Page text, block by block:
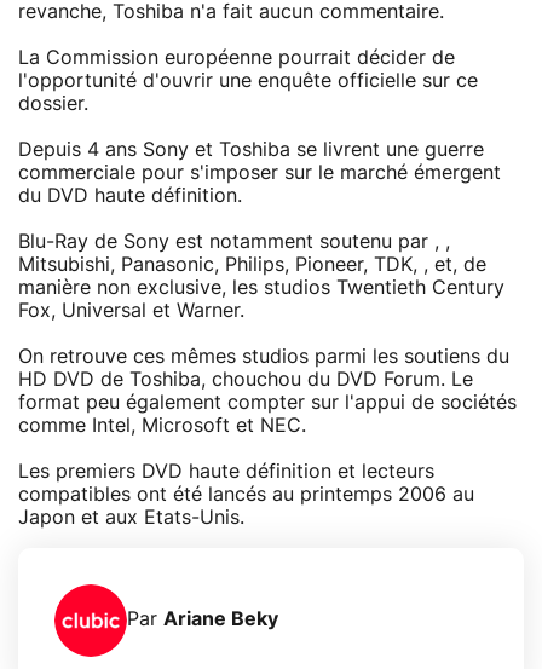
revanche, Toshiba n'a fait aucun commentaire.
La Commission européenne pourrait décider de
l'opportunité d'ouvrir une enquête officielle sur ce
dossier.
Depuis 4 ans Sony et Toshiba se livrent une guerre
commerciale pour s'imposer sur le marché émergent
du DVD haute définition.
Blu-Ray de Sony est notamment soutenu par , ,
Mitsubishi, Panasonic, Philips, Pioneer, TDK, , et, de
manière non exclusive, les studios Twentieth Century
Fox, Universal et Warner.
On retrouve ces mêmes studios parmi les soutiens du
HD DVD de Toshiba, chouchou du DVD Forum. Le
format peu également compter sur l'appui de sociétés
comme Intel, Microsoft et NEC.
Les premiers DVD haute définition et lecteurs
compatibles ont été lancés au printemps 2006 au
Japon et aux Etats-Unis.
Par Ariane Beky